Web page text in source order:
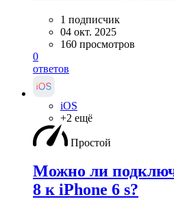
1 подписчик
04 окт. 2025
160 просмотров
0
ответов
iOS
+2 ещё
Простой
Можно ли
8 к iPhone 6 s?